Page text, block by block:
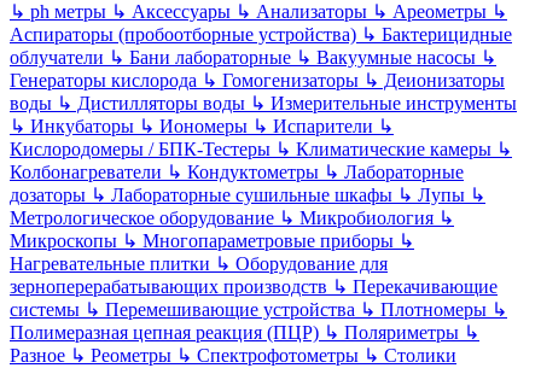
↳ ph метры ↳ Аксессуары ↳ Анализаторы ↳ Ареометры ↳
Аспираторы (пробоотборные устройства) ↳ Бактерицидные
облучатели ↳ Бани лабораторные ↳ Вакуумные насосы ↳
Генераторы кислорода ↳ Гомогенизаторы ↳ Деионизаторы
воды ↳ Дистилляторы воды ↳ Измерительные инструменты
↳ Инкубаторы ↳ Иономеры ↳ Испарители ↳
Кислородомеры / БПК-Тестеры ↳ Климатические камеры ↳
Колбонагреватели ↳ Кондуктометры ↳ Лабораторные
дозаторы ↳ Лабораторные сушильные шкафы ↳ Лупы ↳
Метрологическое оборудование ↳ Микробиология ↳
Микроскопы ↳ Многопараметровые приборы ↳
Нагревательные плитки ↳ Оборудование для
зерноперерабатывающих производств ↳ Перекачивающие
системы ↳ Перемешивающие устройства ↳ Плотномеры ↳
Полимеразная цепная реакция (ПЦР) ↳ Поляриметры ↳
Разное ↳ Реометры ↳ Спектрофотометры ↳ Столики